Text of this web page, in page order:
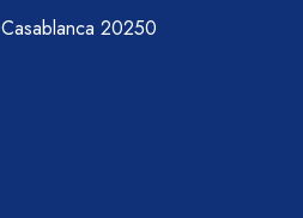
Casablanca 20250